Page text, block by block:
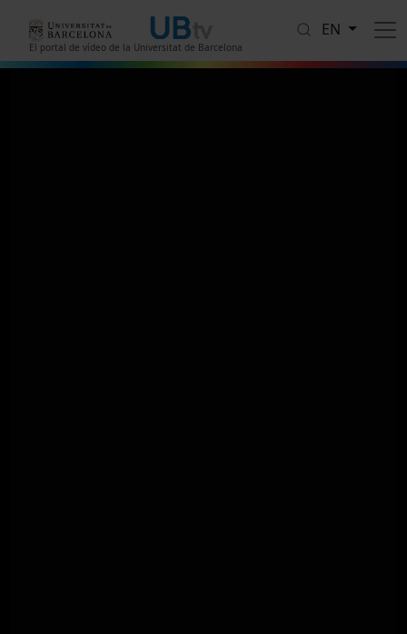
El portal de vídeo de la Universitat de Barcelona
EN